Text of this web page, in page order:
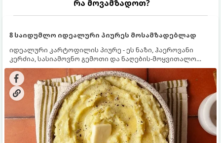
რა მოვამზადოთ?
8 საიდუმლო იდეალური პიურეს მოსამზადებლად
იდეალური კარტოფილის პიურე - ეს ნაზი, ჰაეროვანი
კერძია, სასიამოვნო გემოთი და ნაღების-მოყვითალო
ფერით. მისი მომზადება ძალიან მარტივია, მაგრამ
არსებობს რამდენიმე საიდუმლო, რომლებიც უნდა
იცოდეთ, რომ პიურე იდეალურად გემრიელი გამოვიდეს.